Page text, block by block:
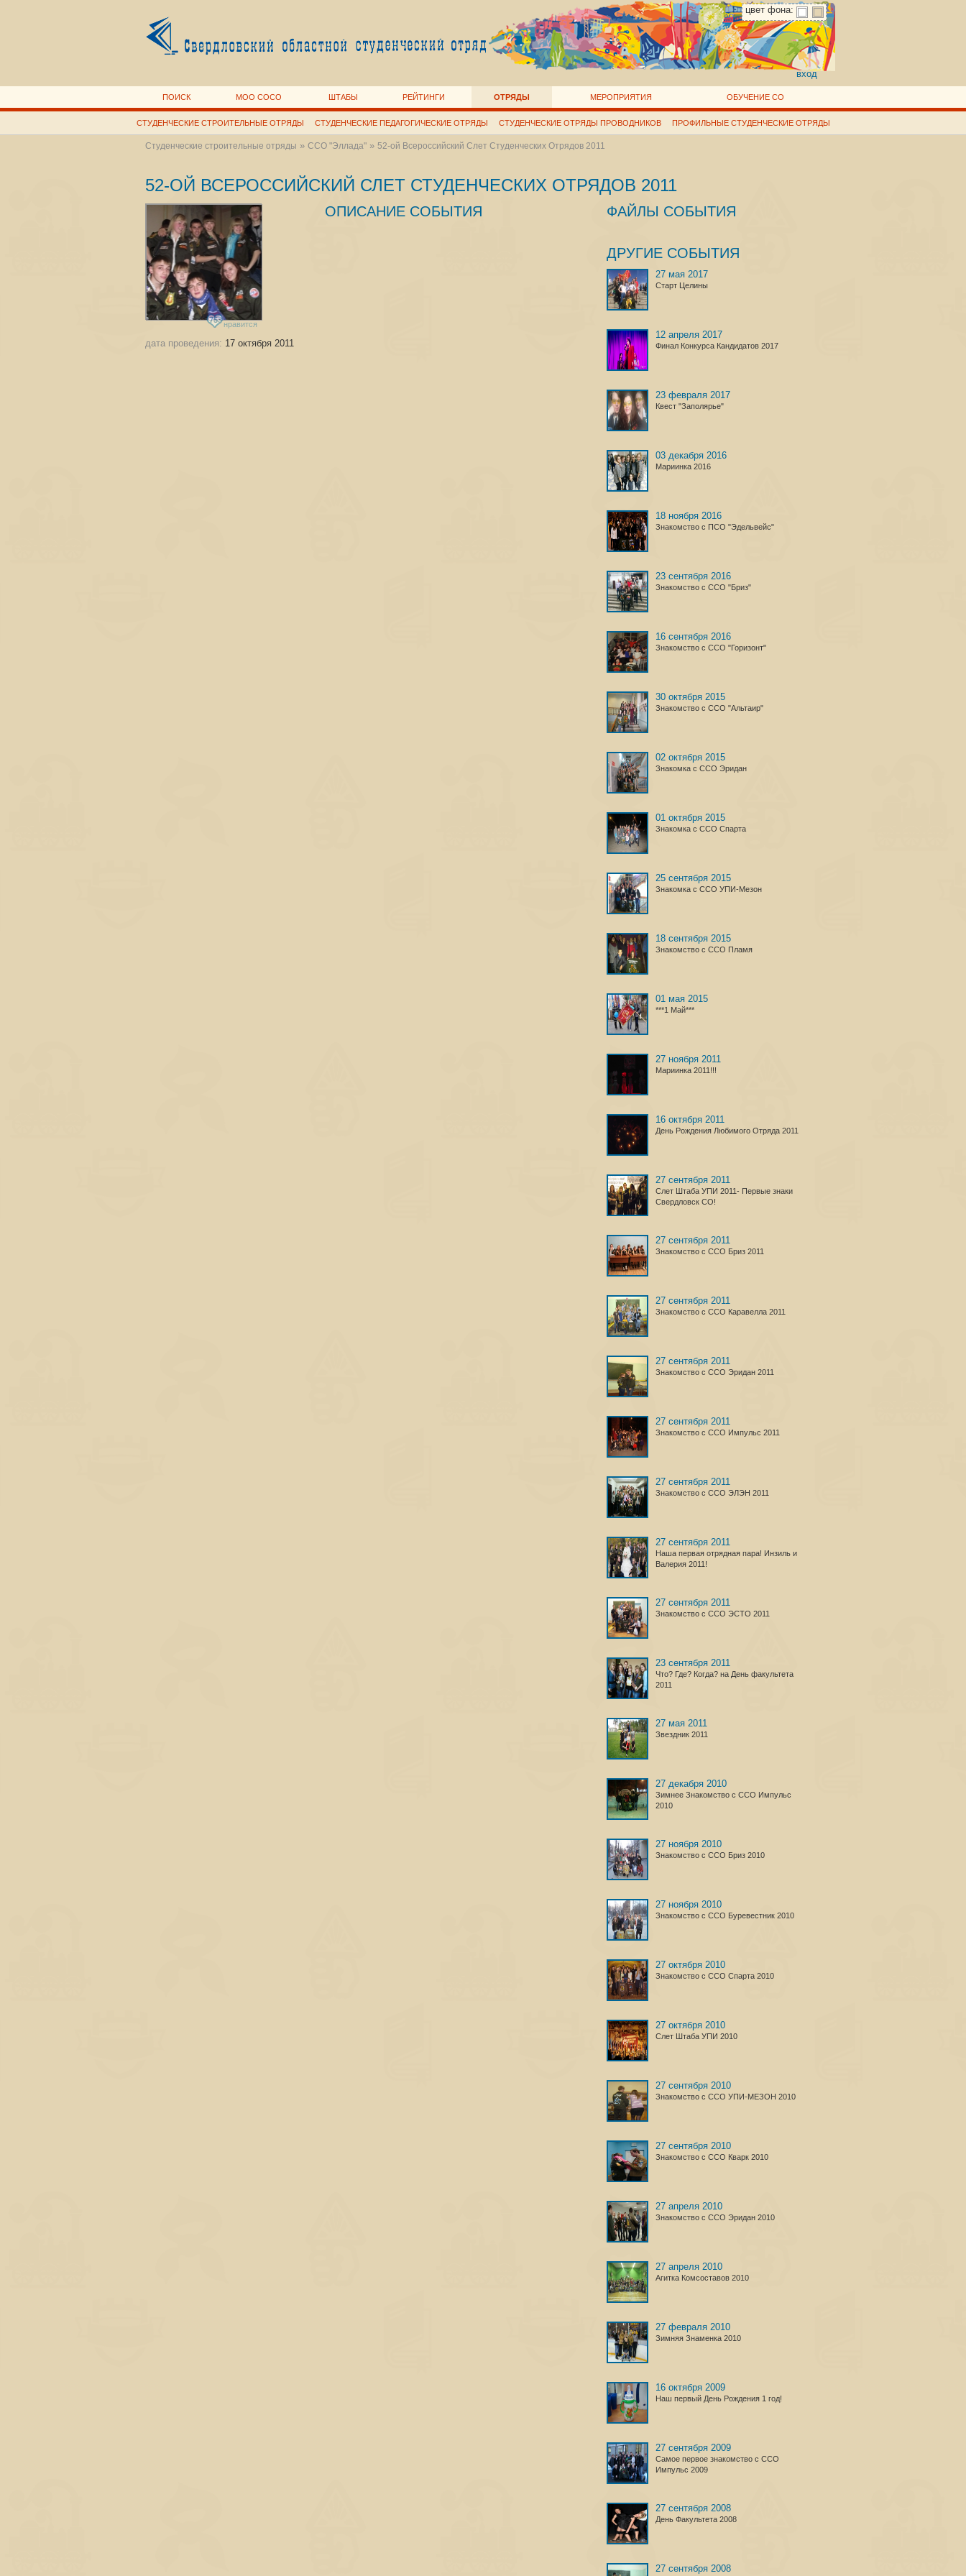
вход
ПОИСК МОО СОСО ШТАБЫ РЕЙТИНГИ ОТРЯДЫ МЕРОПРИЯТИЯ ОБУЧЕНИЕ СО
СТУДЕНЧЕСКИЕ СТРОИТЕЛЬНЫЕ ОТРЯДЫ СТУДЕНЧЕСКИЕ ПЕДАГОГИЧЕСКИЕ ОТРЯДЫ СТУДЕНЧЕСКИЕ ОТРЯДЫ ПРОВОДНИКОВ ПРОФИЛЬНЫЕ СТУДЕНЧЕСКИЕ ОТРЯДЫ
Студенческие строительные отряды » ССО "Эллада"» 52-ой Всероссийский Слет Студенческих Отрядов 2011
52-ОЙ ВСЕРОССИЙСКИЙ СЛЕТ СТУДЕНЧЕСКИХ ОТРЯДОВ 2011
753 нравится
дата проведения: 17 октября 2011
ОПИСАНИЕ СОБЫТИЯ ФАЙЛЫ СОБЫТИЯ
ДРУГИЕ СОБЫТИЯ
27 мая 2017
Старт Целины
12 апреля 2017
Финал Конкурса Кандидатов 2017
23 февраля 2017
Квест "Заполярье"
03 декабря 2016
Мариинка 2016
18 ноября 2016
Знакомство с ПСО "Эдельвейс"
23 сентября 2016
Знакомство с ССО "Бриз"
16 сентября 2016
Знакомство с ССО "Горизонт"
30 октября 2015
Знакомство с ССО "Альтаир"
02 октября 2015
Знакомка с ССО Эридан
01 октября 2015
Знакомка с ССО Спарта
25 сентября 2015
Знакомка с ССО УПИ-Мезон
18 сентября 2015
Знакомство с ССО Пламя
01 мая 2015
***1 Май***
27 ноября 2011
Мариинка 2011!!!
16 октября 2011
День Рождения Любимого Отряда 2011
27 сентября 2011
Слет Штаба УПИ 2011- Первые знаки
Свердловск СО!
27 сентября 2011
Знакомство с ССО Бриз 2011
27 сентября 2011
Знакомство с ССО Каравелла 2011
27 сентября 2011
Знакомство с ССО Эридан 2011
27 сентября 2011
Знакомство с ССО Импульс 2011
27 сентября 2011
Знакомство с ССО ЭЛЭН 2011
27 сентября 2011
Наша первая отрядная пара! Инзиль и
Валерия 2011!
27 сентября 2011
Знакомство с ССО ЭСТО 2011
23 сентября 2011
Что? Где? Когда? на День факультета
2011
27 мая 2011
Звездник 2011
27 декабря 2010
Зимнее Знакомство с ССО Импульс
2010
27 ноября 2010
Знакомство с ССО Бриз 2010
27 ноября 2010
Знакомство с ССО Буревестник 2010
27 октября 2010
Знакомство с ССО Спарта 2010
27 октября 2010
Слет Штаба УПИ 2010
27 сентября 2010
Знакомство с ССО УПИ-МЕЗОН 2010
27 сентября 2010
Знакомство с ССО Кварк 2010
27 апреля 2010
Знакомство с ССО Эридан 2010
27 апреля 2010
Агитка Комсоставов 2010
27 февраля 2010
Зимняя Знаменка 2010
16 октября 2009
Наш первый День Рождения 1 год!
27 сентября 2009
Самое первое знакомство с ССО
Импульс 2009
27 сентября 2008
День Факультета 2008
27 сентября 2008
цвет фона: